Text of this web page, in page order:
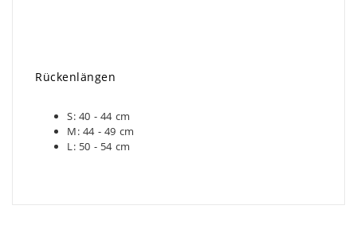
Rückenlängen
S: 40 - 44 cm
M: 44 - 49 cm
L: 50 - 54 cm